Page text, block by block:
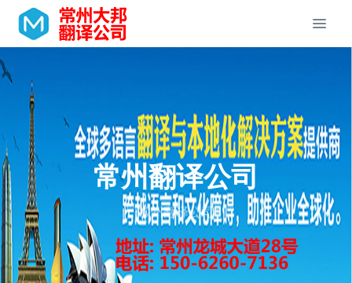
常州翻译公司
常州翻译公司